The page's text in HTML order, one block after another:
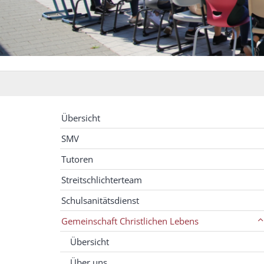
Übersicht
SMV
Tutoren
Streitschlichterteam
Schulsanitätsdienst
Gemeinschaft Christlichen Lebens
Übersicht